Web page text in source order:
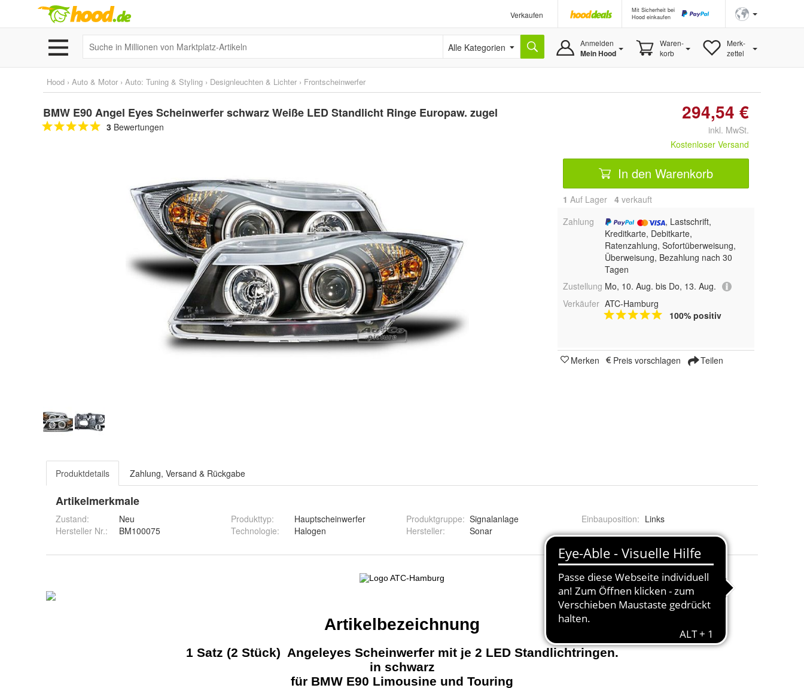
Verkaufen
Mit Sicherheit bei
Hood einkaufen
Alle Kategorien Anmelden
Mein Hood
Waren-
korb
Merk-
zettel
Hood › Auto & Motor › Auto: Tuning & Styling › Designleuchten & Lichter › Frontscheinwerfer
BMW E90 Angel Eyes Scheinwerfer schwarz Weiße LED Standlicht Ringe Europaw. zugel
3 Bewertungen
294,54 €
inkl. MwSt.
Kostenloser Versand
In den Warenkorb
1 Auf Lager 4 verkauft
Zahlung
, Lastschrift,
Kreditkarte, Debitkarte,
Ratenzahlung, Sofortüberweisung,
Überweisung, Bezahlung nach 30
Tagen
Zustellung Mo, 10. Aug. bis Do, 13. Aug.
Verkäufer ATC-Hamburg
100% positiv
Merken Preis vorschlagen Teilen
Produktdetails Zahlung, Versand & Rückgabe
Artikelmerkmale
Zustand:
Neu
Hersteller Nr.:
BM100075
Produkttyp:
Hauptscheinwerfer
Technologie: Halogen
Produktgruppe: Signalanlage
Hersteller: Sonar
Einbauposition: Links